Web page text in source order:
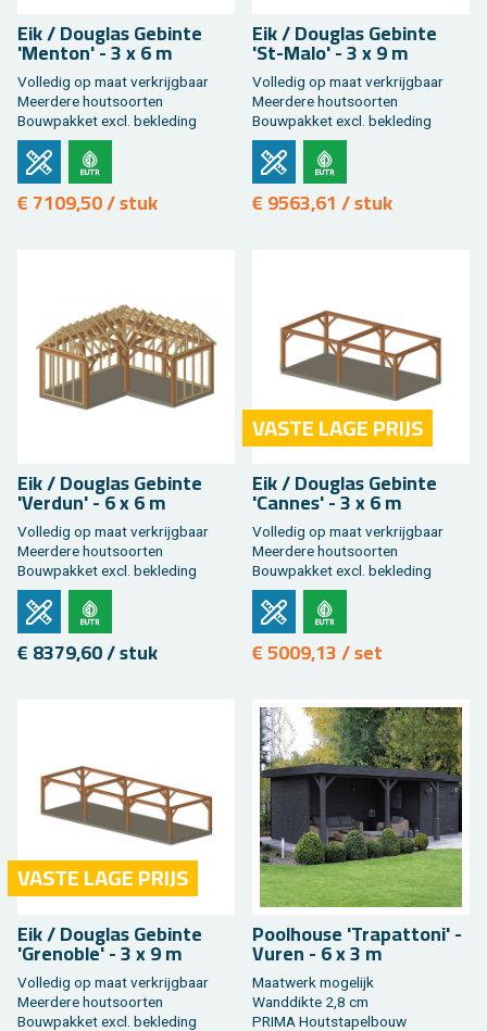
Eik / Dou­g­las Ge­bin­te
'Men­ton' - 3 x 6 m
Vol­le­dig op maat ver­krijg­baar
Meer­de­re hout­soor­ten
Bouw­pak­ket excl. be­kle­ding
€ 7109,50 / stuk
Eik / Dou­g­las Ge­bin­te
'St-Malo' - 3 x 9 m
Vol­le­dig op maat ver­krijg­baar
Meer­de­re hout­soor­ten
Bouw­pak­ket excl. be­kle­ding
€ 9563,61 / stuk
Eik / Dou­g­las Ge­bin­te
'Ver­dun' - 6 x 6 m
Vol­le­dig op maat ver­krijg­baar
Meer­de­re hout­soor­ten
Bouw­pak­ket excl. be­kle­ding
€ 8379,60 / stuk
VASTE LAGE PRIJS
Eik / Dou­g­las Ge­bin­te
'Can­nes' - 3 x 6 m
Vol­le­dig op maat ver­krijg­baar
Meer­de­re hout­soor­ten
Bouw­pak­ket excl. be­kle­ding
€ 5009,13 / set
VASTE LAGE PRIJS
Eik / Dou­g­las Ge­bin­te
'Greno­ble' - 3 x 9 m
Vol­le­dig op maat ver­krijg­baar
Meer­de­re hout­soor­ten
Bouw­pak­ket excl. be­kle­ding
Pool­hou­se 'Tra­pat­to­ni' -
Vuren - 6 x 3 m
Maat­werk mo­ge­lijk
Wand­dik­te 2,8 cm
PRIMA Hout­sta­pel­bouw